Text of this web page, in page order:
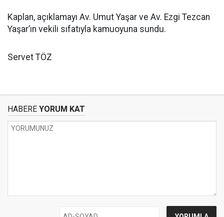
Kaplan, açıklamayı Av. Umut Yaşar ve Av. Ezgi Tezcan
Yaşar’ın vekili sıfatıyla kamuoyuna sundu.
Servet TÖZ
HABERE YORUM KAT